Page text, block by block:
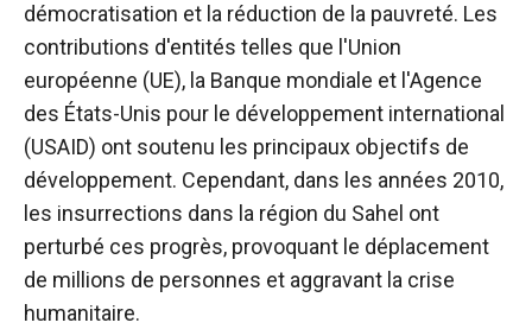
démocratisation et la réduction de la pauvreté. Les
contributions d'entités telles que l'Union
européenne (UE), la Banque mondiale et l'Agence
des États-Unis pour le développement international
(USAID) ont soutenu les principaux objectifs de
développement. Cependant, dans les années 2010,
les insurrections dans la région du Sahel ont
perturbé ces progrès, provoquant le déplacement
de millions de personnes et aggravant la crise
humanitaire.